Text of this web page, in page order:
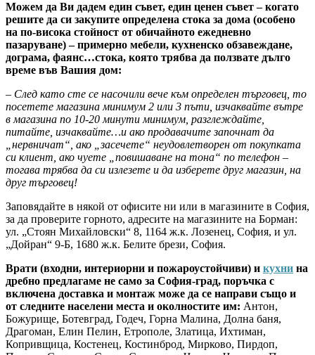
Можем да Ви дадем един съвет, един ценен съвет – когато
решите да си закупите определена стока за дома (особено
на по-висока стойност от обичайното ежедневно
пазаруване) – примерно мебели, кухненско обзавеждане,
дограма, фаянс…стока, която трябва да ползвате дълго
време във Вашия дом:
– След като сте се насочили вече към определен търговец, то
посетете магазина минимум 2 или 3 пъти, изчаквайте вътре
в магазина по 10-20 минути минимум, разглеждайте,
питайте, изчаквайте…и ако продавачите започнат да
„нервничат“, ако „засечете“ неудовлетворен от покупката
си клиент, ако чуете „повишаване на тона“ по телефон –
тогава трябва да си излезете и да изберете друг магазин, на
друг търговец!
Заповядайте в някой от офисите ни или в магазините в София,
за да проверите горното, адресите на магазините на Борман:
ул. „Стоян Михайловски“ 8, 1164 ж.к. Лозенец, София, и ул.
„Дойран“ 9-Б, 1680 ж.к. Белите брези, София.
Врати (входни, интериорни и пожароустойчиви) и кухни на
дребно предлагаме не само за София-град, поръчка с
включена доставка и монтаж може да се направи също и
от следните населени места и околностите им: Антон,
Божурище, Ботевград, Годеч, Горна Малина, Долна баня,
Драгоман, Елин Пелин, Етрополе, Златица, Ихтиман,
Копривщица, Костенец, Костинброд, Мирково, Пирдоп,